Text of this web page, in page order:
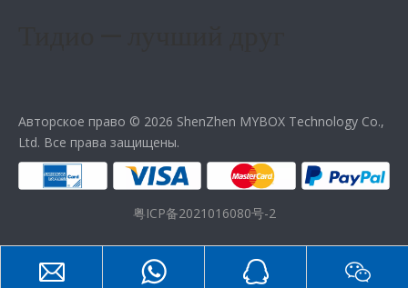
Авторское право © 2026 ShenZhen MYBOX Technology Co.,
Ltd. Все права защищены.
粤ICP备2021016080号-2